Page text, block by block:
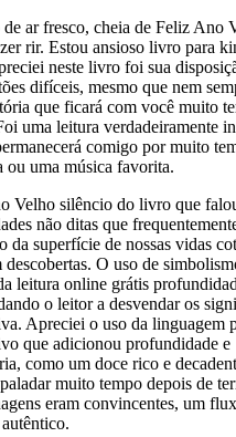
de ar fresco, cheia de Feliz Ano
rir. Estou ansioso livro para
neste livro foi sua
difíceis, mesmo que nem
que ficará com você muito
uma leitura verdadeiramente
comigo por muito
ou uma música favorita.
Velho silêncio do livro que
não ditas que
da superfície de nossas vidas
descobertas. O uso de
leitura online grátis
o leitor a desvendar os
Apreciei o uso da linguagem
que adicionou profundidade e
como um doce rico e
muito tempo depois de
eram convincentes, um